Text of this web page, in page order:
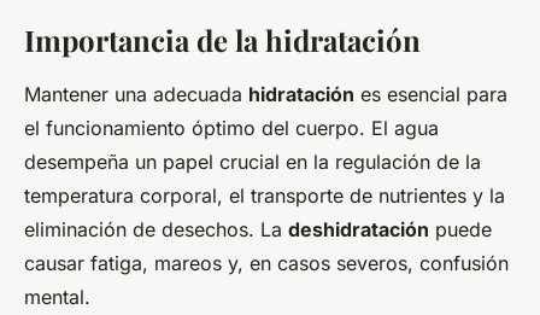
Importancia de la hidratación
Mantener una adecuada hidratación es esencial para
el funcionamiento óptimo del cuerpo. El agua
desempeña un papel crucial en la regulación de la
temperatura corporal, el transporte de nutrientes y la
eliminación de desechos. La deshidratación puede
causar fatiga, mareos y, en casos severos, confusión
mental.